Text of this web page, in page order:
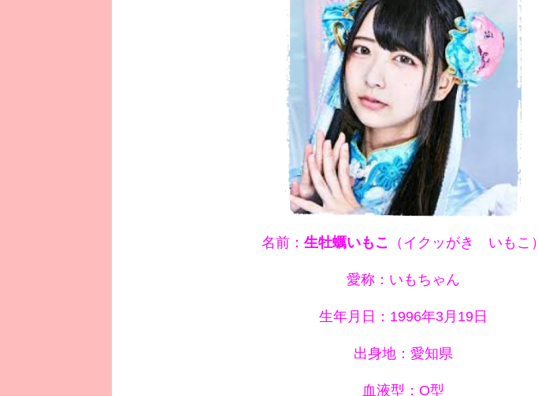
名前： 生牡蠣いもこ （イクッがき いもこ）
愛称：いもちゃん
生年月日：1996年3月19日
出身地：愛知県
血液型：O型